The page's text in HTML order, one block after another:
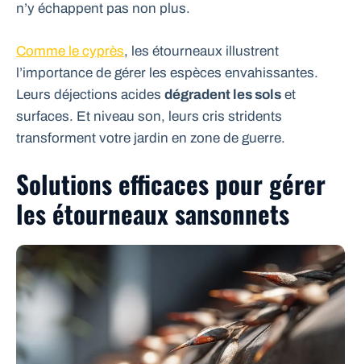
n’y échappent pas non plus.
Comme le cyprès, les étourneaux illustrent
l’importance de gérer les espèces envahissantes.
Leurs déjections acides dégradent les sols et
surfaces. Et niveau son, leurs cris stridents
transforment votre jardin en zone de guerre.
Solutions efficaces pour gérer
les étourneaux sansonnets